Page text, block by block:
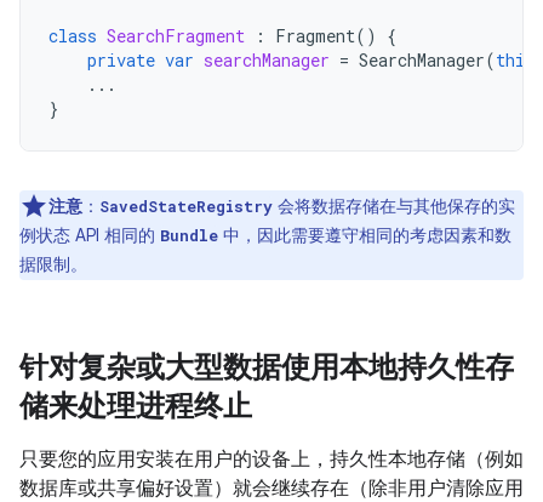
class SearchFragment : Fragment()
{
private var searchManager = SearchManager(this
...
}
注意 ： SavedStateRegistry 会将数据存储在与其他保存的实
例状态 API 相同的 Bundle 中，因此需要遵守相同的考虑因素和数
据限制。
针对复杂或大型数据使用本地持久性存
储来处理进程终止
只要您的应用安装在用户的设备上，持久性本地存储（例如
数据库或共享偏好设置）就会继续存在（除非用户清除应用